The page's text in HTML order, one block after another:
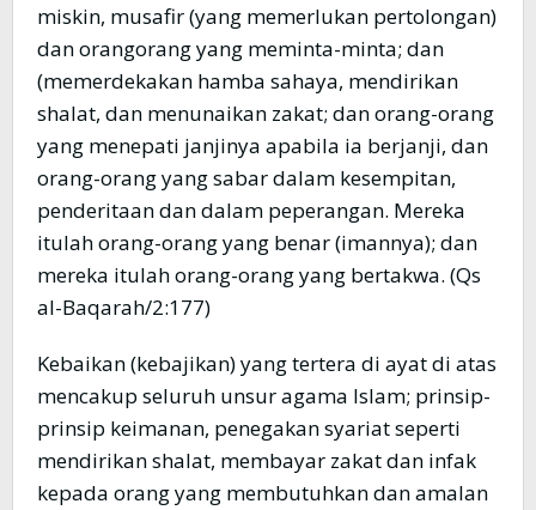
miskin, musafir (yang memerlukan pertolongan)
dan orangorang yang meminta-minta; dan
(memerdekakan hamba sahaya, mendirikan
shalat, dan menunaikan zakat; dan orang-orang
yang menepati janjinya apabila ia berjanji, dan
orang-orang yang sabar dalam kesempitan,
penderitaan dan dalam peperangan. Mereka
itulah orang-orang yang benar (imannya); dan
mereka itulah orang-orang yang bertakwa. (Qs
al-Baqarah/2:177)
Kebaikan (kebajikan) yang tertera di ayat di atas
mencakup seluruh unsur agama Islam; prinsip-
prinsip keimanan, penegakan syariat seperti
mendirikan shalat, membayar zakat dan infak
kepada orang yang membutuhkan dan amalan